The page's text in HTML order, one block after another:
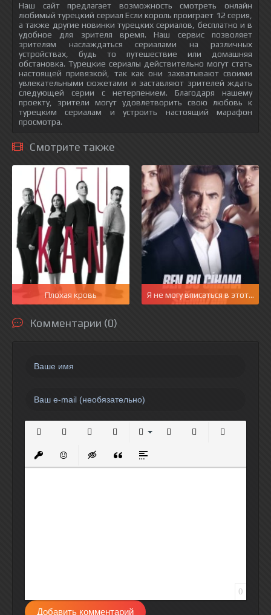
Наш сайт предлагает возможность смотреть онлайн
любимый турецкий сериал Если король проиграет 12 серия,
а также другие новинки турецких сериалов, бесплатно и в
удобное для зрителя время. Наш сервис позволяет
зрителям наслаждаться сериалами на различных
устройствах, будь то путешествие или домашняя
обстановка. Турецкие сериалы действительно могут стать
настоящей привязкой, так как они захватывают своими
увлекательными сюжетами и заставляют зрителей ждать
следующей серии с нетерпением. Благодаря нашему
проекту, зрители могут удовлетворить свою любовь к
турецким сериалам и устроить настоящий марафон
просмотра.
Смотрите также
Плохая кровь Я не могу вписаться в этот мир
Комментарии (0)
Вставить защищенную ссылку
Вставить смайлик
Вставка скрытого текста
Вставка цитаты
Вставка спойлера
0
Добавить комментарий